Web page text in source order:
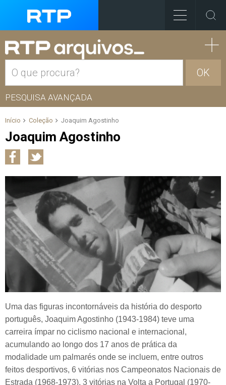
OK
PESQUISA AVANÇADA
Início Coleção Joaquim Agostinho
Joaquim Agostinho
Uma das figuras incontornáveis da história do desporto
português, Joaquim Agostinho (1943-1984) teve uma
carreira ímpar no ciclismo nacional e internacional,
acumulando ao longo dos 17 anos de prática da
modalidade um palmarés onde se incluem, entre outros
feitos desportivos, 6 vitórias nos Campeonatos Nacionais de
Estrada (1968-1973), 3 vitórias na Volta a Portugal (1970-